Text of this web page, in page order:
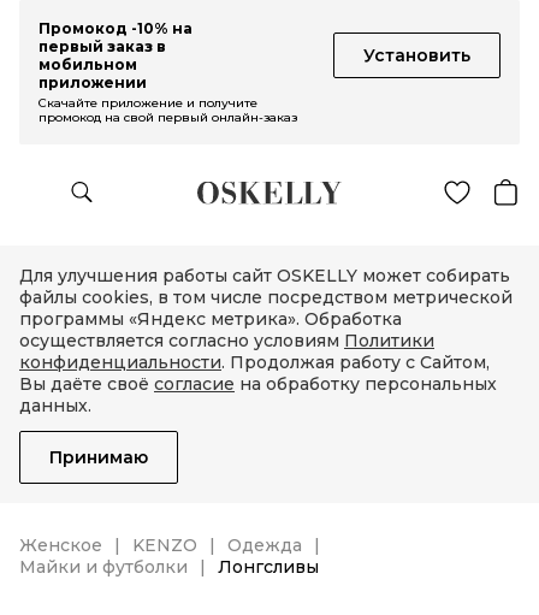
Промокод -10% на
первый заказ в
мобильном
приложении
Установить
Скачайте приложение и получите
промокод на свой первый онлайн-заказ
Для улучшения работы сайт OSKELLY может собирать
файлы cookies, в том числе посредством метрической
программы «Яндекс метрика». Обработка
осуществляется согласно условиям Политики
конфиденциальности. Продолжая работу с Сайтом,
Вы даёте своё согласие на обработку персональных
данных.
Принимаю
Женское KENZO
Одежда
Майки и футболки
Лонгсливы